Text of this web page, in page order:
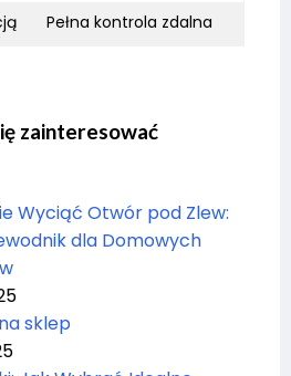
Pełna kontrola zdalna
zainteresować
Wyciąć Otwór pod Zlew:
dla Domowych
sklep